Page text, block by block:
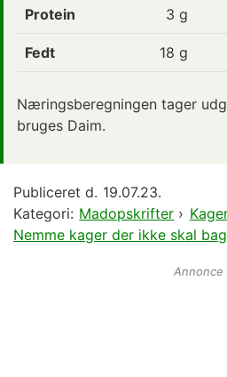
Protein 3 g
Fedt 18 g
Næringsberegningen tager
bruges Daim.
Publiceret d. 19.07.23.
Kategori: Madopskrifter ›
Nemme kager der ikke skal
Annonce